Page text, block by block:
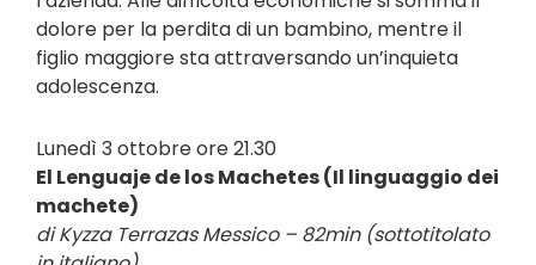
dolore per la perdita di un bambino, mentre il
figlio maggiore sta attraversando un’inquieta
adolescenza.
Lunedì 3 ottobre ore 21.30
El Lenguaje de los Machetes (Il linguaggio dei
machete)
di Kyzza Terrazas Messico – 82min (sottotitolato